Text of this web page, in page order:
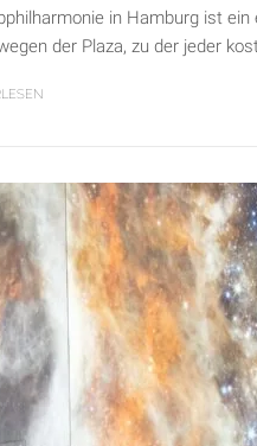
in Hamburg ist
der Plaza, zu der jeder